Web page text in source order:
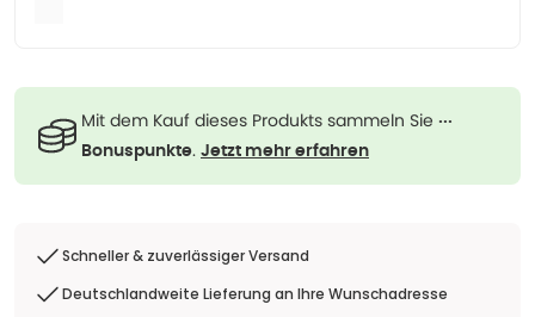
Mit dem Kauf dieses Produkts sammeln Sie ···
Bonuspunkte. Jetzt mehr erfahren
Schneller & zuverlässiger Versand
Deutschlandweite Lieferung an Ihre Wunschadresse